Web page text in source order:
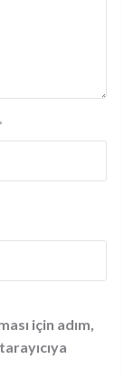
için adım,